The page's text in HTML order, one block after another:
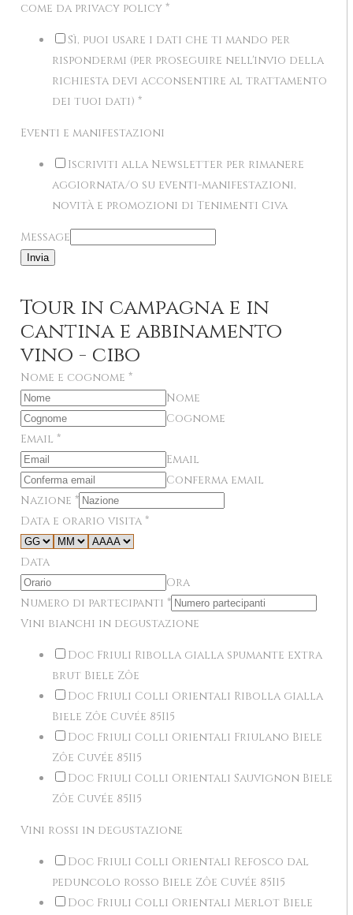
come da privacy policy *
Sì, puoi usare i dati che ti mando per
rispondermi (per proseguire nell'invio della
richiesta devi acconsentire al trattamento
dei tuoi dati) *
Eventi e manifestazioni
Iscriviti alla Newsletter per rimanere
aggiornata/o su eventi-manifestazioni,
novità e promozioni di Tenimenti Civa
Message
Invia
Tour in campagna e in
cantina e abbinamento
vino - cibo
Nome e cognome *
Nome
Cognome
Email *
Email
Conferma email
Nazione *
Data e orario visita *
Data
Ora
Numero di partecipanti *
Vini bianchi in degustazione
Doc Friuli Ribolla gialla spumante extra
brut Biele Zôe
Doc Friuli Colli Orientali Ribolla gialla
Biele Zôe Cuvée 85I15
Doc Friuli Colli Orientali Friulano Biele
Zôe Cuvée 85I15
Doc Friuli Colli Orientali Sauvignon Biele
Zôe Cuvée 85I15
Vini rossi in degustazione
Doc Friuli Colli Orientali Refosco dal
peduncolo rosso Biele Zôe Cuvée 85I15
Doc Friuli Colli Orientali Merlot Biele